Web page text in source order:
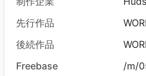
先行作品
後続作品
Freebase
/m/